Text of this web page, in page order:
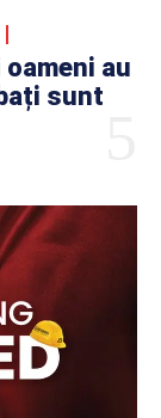
au
sunt